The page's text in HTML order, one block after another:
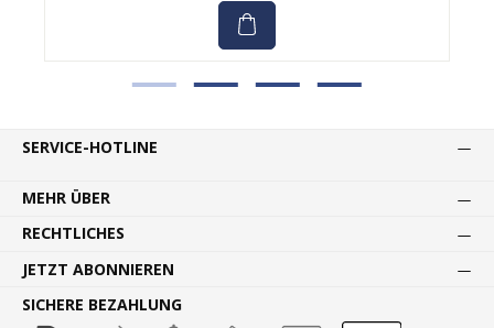
SERVICE-HOTLINE
MEHR ÜBER
RECHTLICHES
JETZT ABONNIEREN
SICHERE BEZAHLUNG